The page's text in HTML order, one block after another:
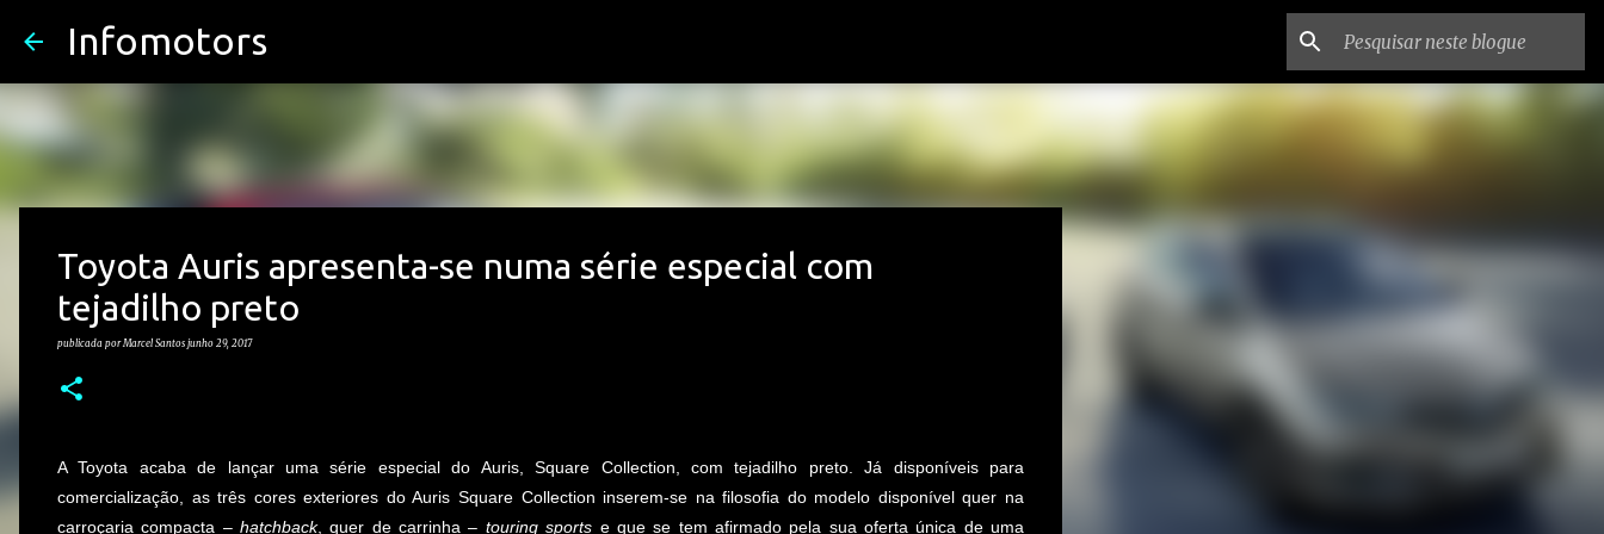
Infomotors
Toyota Auris apresenta-se numa série especial com
tejadilho preto
publicada porMarcel Santos junho 29, 2017
A Toyota acaba de lançar uma série especial do Auris, Square Collection, com tejadilho preto. Já disponíveis para
comercialização, as três cores exteriores do Auris Square Collection inserem-se na filosofia do modelo disponível quer na
carroçaria compacta –hatchback, quer de carrinha – touring sports e que se tem afirmado pela sua oferta única de uma